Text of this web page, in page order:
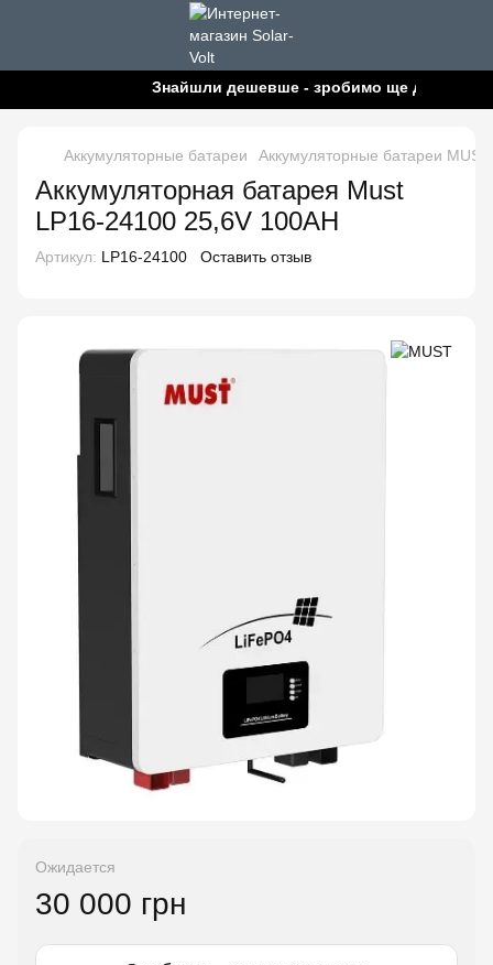
Знайшли дешевше - зробимо ще дешевше!
Аккумуляторные батареи Аккумуляторные батареи MUST
Аккумуляторная батарея Must
LP16-24100 25,6V 100AH
Артикул: LP16-24100 Оставить отзыв
Ожидается
30 000 грн